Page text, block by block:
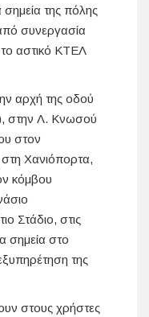
της πόλης
συνεργασία
αστικό ΚΤΕΛ
αρχή της οδού
στην Λ. Κνωσού
στον
Χανιόπορτα,
κόμβου
Στάδιο, στις
σημεία στο
της
στους χρήστες